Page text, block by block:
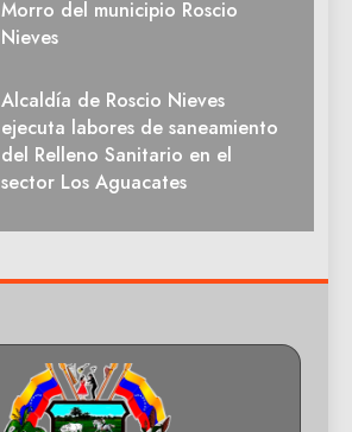
Morro del municipio Roscio
Nieves
Alcaldía de Roscio Nieves
ejecuta labores de saneamiento
del Relleno Sanitario en el
sector Los Aguacates